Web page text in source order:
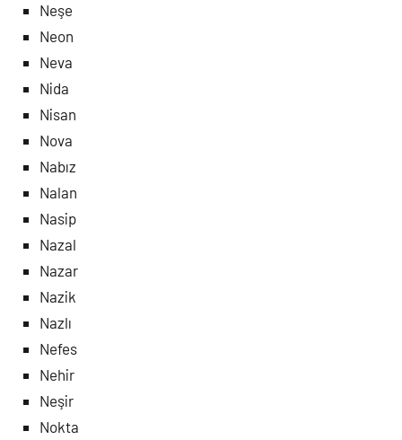
Neşe
Neon
Neva
Nida
Nisan
Nova
Nabız
Nalan
Nasip
Nazal
Nazar
Nazik
Nazlı
Nefes
Nehir
Neşir
Nokta